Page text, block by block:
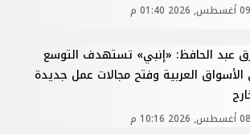
عبد الحافظ: «إنبي» تستهدف التوسع
العربية وفتح مجالات عمل جديدة